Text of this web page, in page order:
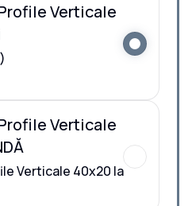
Verticale
Verticale
Verticale 40x20 la